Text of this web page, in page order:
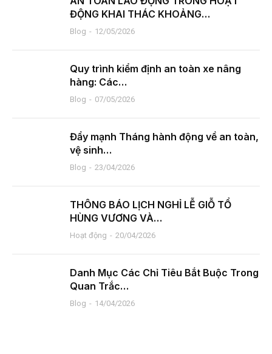
ĐỘNG KHAI THÁC KHOẢNG…
Blog 12/05/2026
Quy trình kiểm định an toàn xe nâng
hàng: Các…
Blog 07/05/2026
Đẩy mạnh Tháng hành động về an toàn,
vệ sinh…
Blog 23/04/2026
THÔNG BÁO LỊCH NGHỈ LỄ GIỖ TỔ
HÙNG VƯƠNG VÀ…
Hoạt động 20/04/2026
Danh Mục Các Chỉ Tiêu Bắt Buộc Trong
Quan Trắc…
Blog 14/04/2026